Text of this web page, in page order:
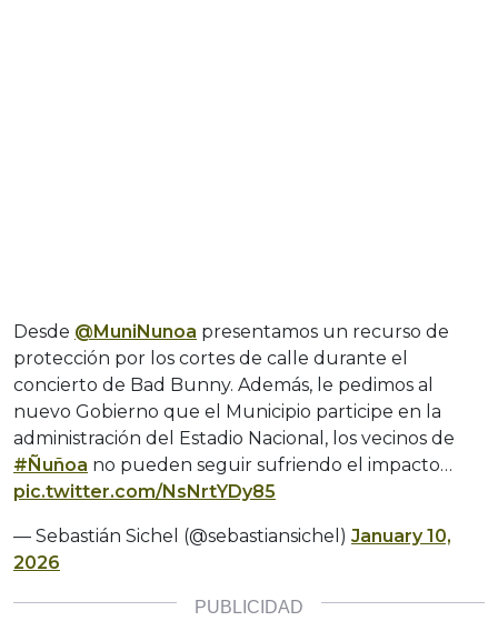
Desde @MuniNunoa presentamos un recurso de
protección por los cortes de calle durante el
concierto de Bad Bunny. Además, le pedimos al
nuevo Gobierno que el Municipio participe en la
administración del Estadio Nacional, los vecinos de
#Ñuñoa no pueden seguir sufriendo el impacto…
pic.twitter.com/NsNrtYDy85
— Sebastián Sichel (@sebastiansichel) January 10,
2026